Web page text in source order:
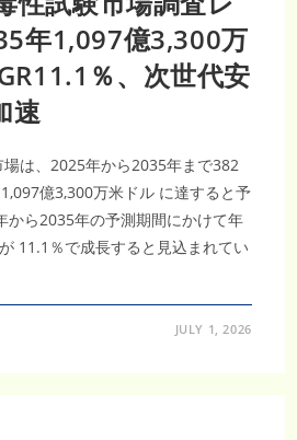
％、
年1,097億3,300万
％、次世代安
速
は、2025年から2035年まで382
億3,300万米ドル に達すると予
から2035年の予測期間にかけて年
11.1％で成長すると見込まれてい
JULY 1, 2026